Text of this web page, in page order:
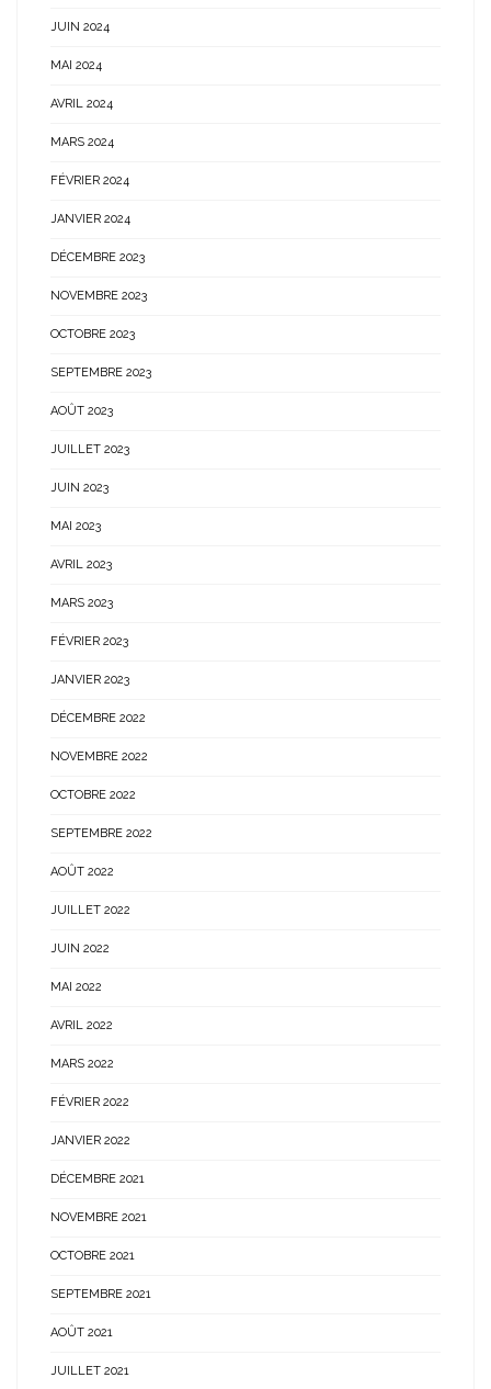
JUIN 2024
MAI 2024
AVRIL 2024
MARS 2024
FÉVRIER 2024
JANVIER 2024
DÉCEMBRE 2023
NOVEMBRE 2023
OCTOBRE 2023
SEPTEMBRE 2023
AOÛT 2023
JUILLET 2023
JUIN 2023
MAI 2023
AVRIL 2023
MARS 2023
FÉVRIER 2023
JANVIER 2023
DÉCEMBRE 2022
NOVEMBRE 2022
OCTOBRE 2022
SEPTEMBRE 2022
AOÛT 2022
JUILLET 2022
JUIN 2022
MAI 2022
AVRIL 2022
MARS 2022
FÉVRIER 2022
JANVIER 2022
DÉCEMBRE 2021
NOVEMBRE 2021
OCTOBRE 2021
SEPTEMBRE 2021
AOÛT 2021
JUILLET 2021